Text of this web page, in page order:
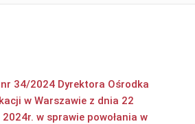
34/2024 Dyrektora Ośrodka
w Warszawie z dnia 22
w sprawie powołania w